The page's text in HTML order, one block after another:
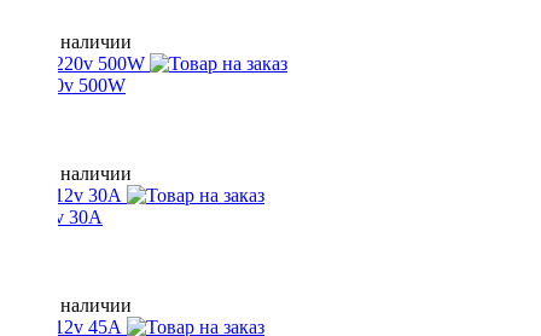
Нет в наличии
12-220v 500W
Нет в наличии
24-12v 30A
Нет в наличии